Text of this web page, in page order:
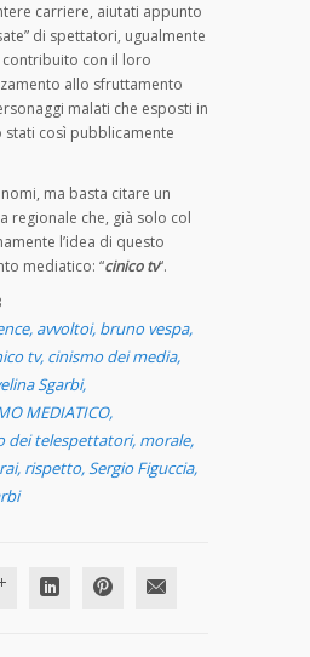
carriere, aiutati appunto
di spettatori, ugualmente
contribuito con il loro
allo sfruttamento
malati che esposti in
stati così pubblicamente
ma basta citare un
regionale che, già solo col
l’idea di questo
mediatico: “cinico tv“.
, avvoltoi, bruno vespa,
tv, cinismo dei media,
Sgarbi,
MEDIATICO,
dei telespettatori, morale,
rai, rispetto,Sergio Figuccia,